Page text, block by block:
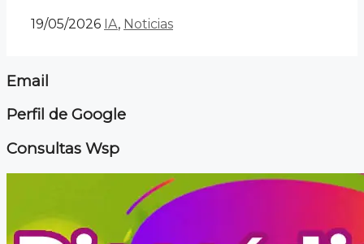
19/05/2026 IA, Noticias
Email
Perfil de Google
Consultas Wsp